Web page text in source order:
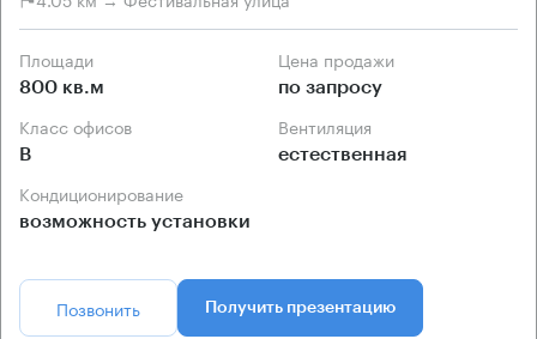
Площади
800 кв.м
Цена продажи
по запросу
Класс офисов
B
Вентиляция
естественная
Кондиционирование
возможность установки
Позвонить Получить презентацию